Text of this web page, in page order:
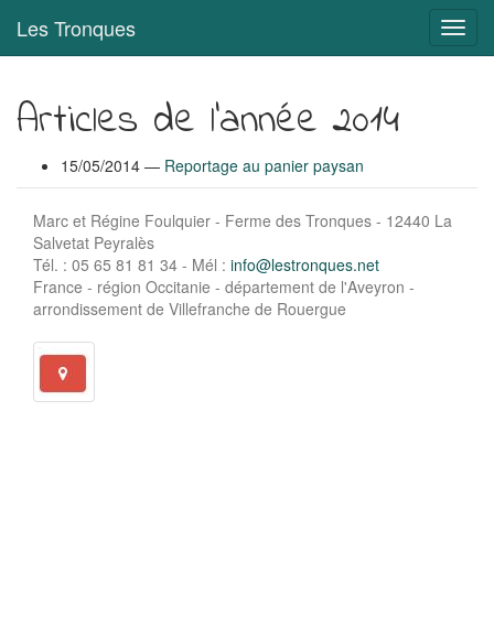
contenu
en
Les Tronques
Articles de l'année 2014
15/05/2014 Reportage au panier paysan
Marc et Régine Foulquier - Ferme des Tronques - 12440 La
Salvetat Peyralès
Tél. : 05 65 81 81 34 - Mél : info@lestronques.net
France - région Occitanie - département de l'Aveyron -
arrondissement de Villefranche de Rouergue